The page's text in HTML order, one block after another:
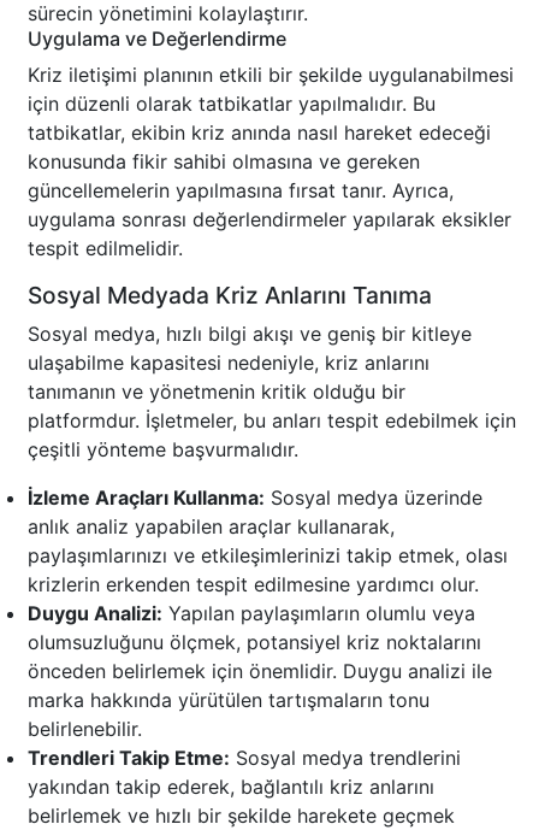
sürecin yönetimini kolaylaştırır.
Uygulama ve Değerlendirme
Kriz iletişimi planının etkili bir şekilde uygulanabilmesi
için düzenli olarak tatbikatlar yapılmalıdır. Bu
tatbikatlar, ekibin kriz anında nasıl hareket edeceği
konusunda fikir sahibi olmasına ve gereken
güncellemelerin yapılmasına fırsat tanır. Ayrıca,
uygulama sonrası değerlendirmeler yapılarak eksikler
tespit edilmelidir.
Sosyal Medyada Kriz Anlarını Tanıma
Sosyal medya, hızlı bilgi akışı ve geniş bir kitleye
ulaşabilme kapasitesi nedeniyle, kriz anlarını
tanımanın ve yönetmenin kritik olduğu bir
platformdur. İşletmeler, bu anları tespit edebilmek için
çeşitli yönteme başvurmalıdır.
İzleme Araçları Kullanma: Sosyal medya üzerinde
anlık analiz yapabilen araçlar kullanarak,
paylaşımlarınızı ve etkileşimlerinizi takip etmek, olası
krizlerin erkenden tespit edilmesine yardımcı olur.
Duygu Analizi: Yapılan paylaşımların olumlu veya
olumsuzluğunu ölçmek, potansiyel kriz noktalarını
önceden belirlemek için önemlidir. Duygu analizi ile
marka hakkında yürütülen tartışmaların tonu
belirlenebilir.
Trendleri Takip Etme: Sosyal medya trendlerini
yakından takip ederek, bağlantılı kriz anlarını
belirlemek ve hızlı bir şekilde harekete geçmek